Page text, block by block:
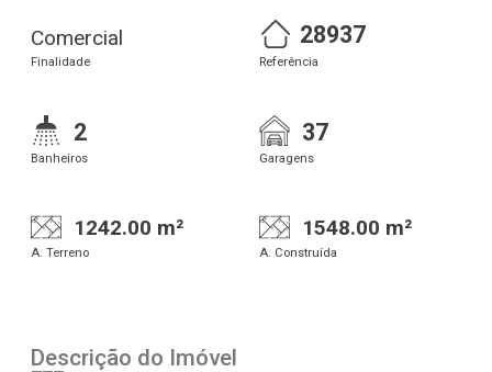
Comercial
Finalidade
28937
Referência
2
Banheiros
37
Garagens
1242.00 m²
A. Terreno
1548.00 m²
A. Construída
Descrição do Imóvel